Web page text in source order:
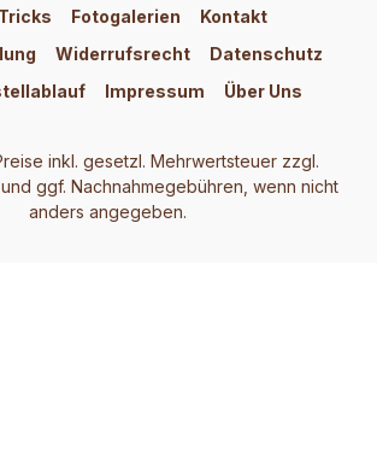
Fotogalerien
Kontakt
Widerrufsrecht
Datenschutz
Impressum Über Uns
inkl. gesetzl. Mehrwertsteuer zzgl.
und ggf. Nachnahmegebühren, wenn nicht
anders angegeben.